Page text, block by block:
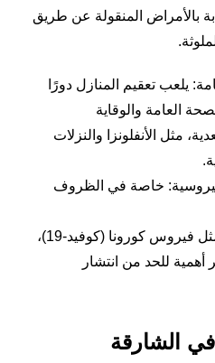
بالأمراض المنقولة عن طريق
يلعب تعقيم المنازل دورًا
العامة والوقاية
مثل الأنفلونزا والنزلات
خاصة في الظروف
كورونا (كوفيد-19)،
أهمية للحد من انتشار
الشارقة